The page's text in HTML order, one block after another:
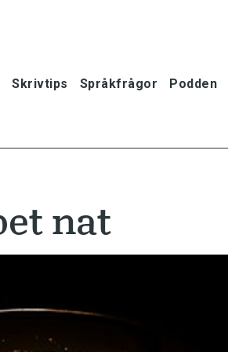
Skrivtips Språkfrågor Podden
nat